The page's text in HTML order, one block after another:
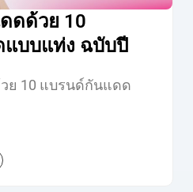
ดด้วย 10
บบแท่ง ฉบับปี
ย 10 แบรนด์กันแดด